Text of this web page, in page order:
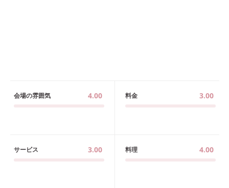
会場の雰囲気 4.00 料金 3.00
サービス 3.00 料理 4.00